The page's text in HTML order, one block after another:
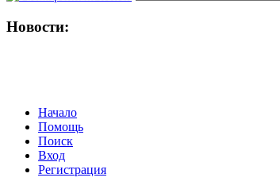
Новости:
Начало
Помощь
Поиск
Вход
Регистрация